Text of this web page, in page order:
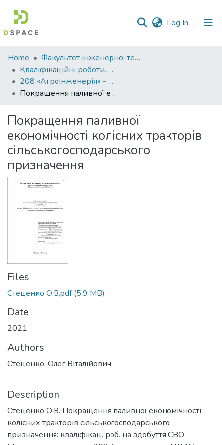
Log In (current)
Communities
&
Collections
All of DSpace
Statistics
Home
Факультет інженерно-технологічний
Кваліфікаційні роботи. Факультет інженерно-технологічний
208 «Агроінженерія» - Магістри 2021-2022
Покращення паливної економічності колісних тракторів сільськогосподарського призначення
Покращення паливної
економічності колісних тракторів
сільськогосподарського
призначення
Files
Стеценко О.В.pdf(5.9 MB)
Date
2021
Authors
Стеценко, Олег Віталійович
Description
Стеценко О.В. Покращення паливної економічності
колісних тракторів сільськогосподарського
призначення: кваліфікац. роб. на здобуття СВО